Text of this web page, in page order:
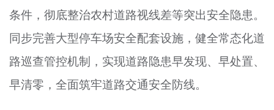
条件，彻底整治农村道路视线差等突出安全隐患。
同步完善大型停车场安全配套设施，健全常态化道
路巡查管控机制，实现道路隐患早发现、早处置、
早清零，全面筑牢道路交通安全防线。